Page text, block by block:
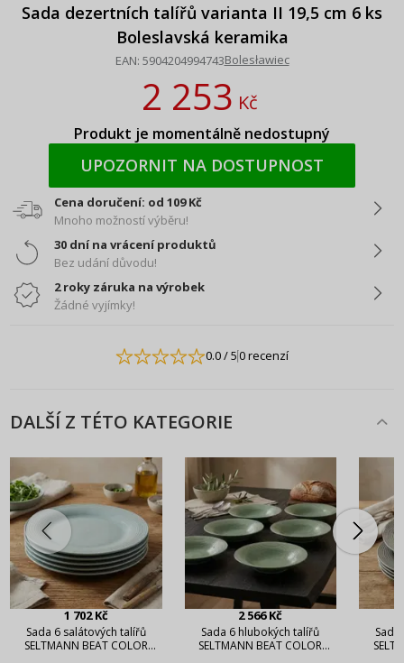
Sada dezertních talířů varianta II 19,5 cm 6 ks
Boleslavská keramika
EAN: 5904204994743Bolesławiec
2 253Kč
Produkt je momentálně nedostupný
UPOZORNIT NA DOSTUPNOST
Cena doručení: od 109 Kč
Mnoho možností výběru!
30 dní na vrácení produktů
Bez udání důvodu!
2 roky záruka na výrobek
Žádné vyjímky!
0.0/ 50 recenzí
DALŠÍ Z TÉTO KATEGORIE
1 702 Kč
Sada 6 salátových talířů
SELTMANN BEAT COLOR
2 566 Kč
Sada 6 hlubokých talířů
SELTMANN BEAT COLOR